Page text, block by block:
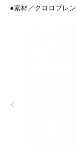
●素材／クロロプレン